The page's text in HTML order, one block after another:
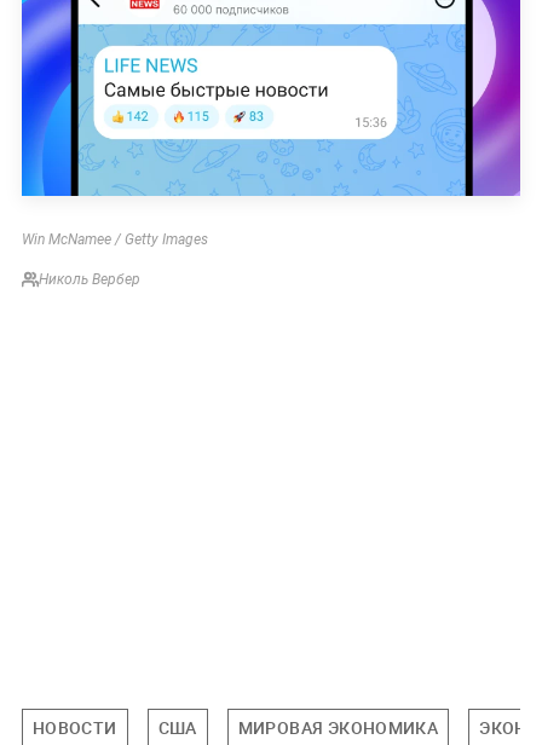
Win McNamee / Getty Images
Николь Вербер
НОВОСТИ США МИРОВАЯ ЭКОНОМИКА